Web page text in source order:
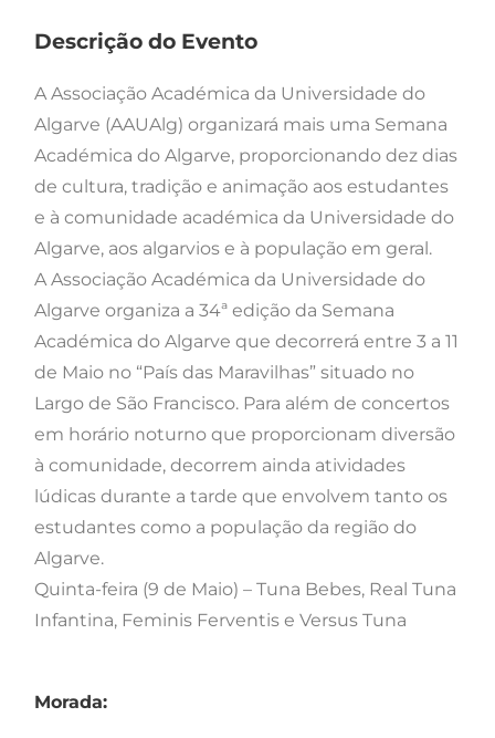
Descrição do Evento
A Associação Académica da Universidade do
Algarve (AAUAlg) organizará mais uma Semana
Académica do Algarve, proporcionando dez dias
de cultura, tradição e animação aos estudantes
e à comunidade académica da Universidade do
Algarve, aos algarvios e à população em geral.
A Associação Académica da Universidade do
Algarve organiza a 34ª edição da Semana
Académica do Algarve que decorrerá entre 3 a 11
de Maio no “País das Maravilhas” situado no
Largo de São Francisco. Para além de concertos
em horário noturno que proporcionam diversão
à comunidade, decorrem ainda atividades
lúdicas durante a tarde que envolvem tanto os
estudantes como a população da região do
Algarve.
Quinta-feira (9 de Maio) – Tuna Bebes, Real Tuna
Infantina, Feminis Ferventis e Versus Tuna
Morada: